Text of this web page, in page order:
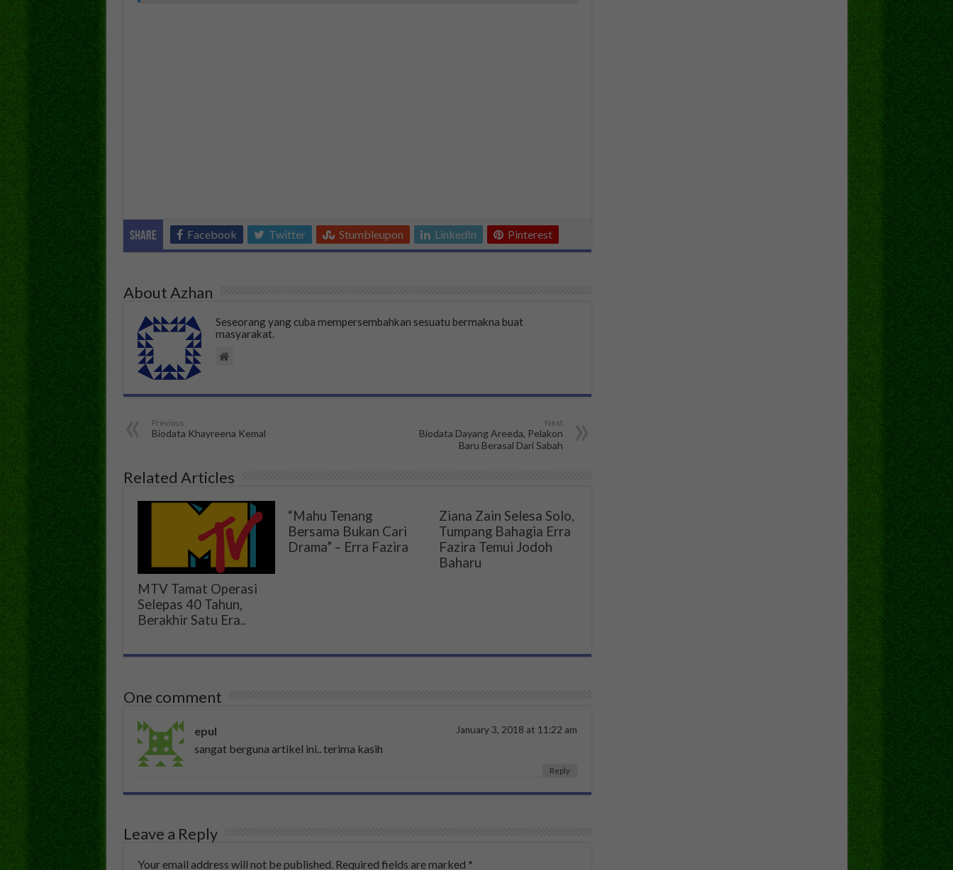
Share Facebook Twitter Stumbleupon LinkedIn Pinterest
About Azhan
Seseorang yang cuba mempersembahkan sesuatu bermakna buat
masyarakat.
Previous
Biodata Khayreena Kemal
Next
Biodata Dayang Areeda, Pelakon
Baru Berasal Dari Sabah
Related Articles
MTV Tamat Operasi
Selepas 40 Tahun,
Berakhir Satu Era..
“Mahu Tenang
Bersama Bukan Cari
Drama” – Erra Fazira
Ziana Zain Selesa Solo,
Tumpang Bahagia Erra
Fazira Temui Jodoh
Baharu
One comment
epul January 3, 2018 at 11:22 am
sangat berguna artikel ini.. terima kasih
Reply
Leave a Reply
Your email address will not be published. Required fields are marked *